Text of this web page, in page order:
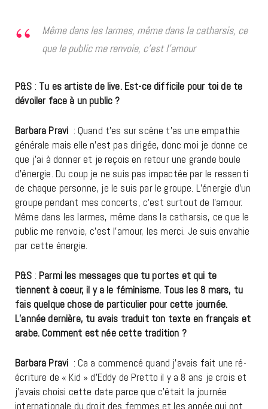
Même dans les larmes, même dans la catharsis, ce
que le public me renvoie, c’est l’amour
P&S : Tu es artiste de live. Est-ce difficile pour toi de te
dévoiler face à un public ?
Barbara Pravi : Quand t’es sur scène t’as une empathie
générale mais elle n’est pas dirigée, donc moi je donne ce
que j’ai à donner et je reçois en retour une grande boule
d’énergie. Du coup je ne suis pas impactée par le ressenti
de chaque personne, je le suis par le groupe. L’énergie d’un
groupe pendant mes concerts, c’est surtout de l’amour.
Même dans les larmes, même dans la catharsis, ce que le
public me renvoie, c’est l’amour, les merci. Je suis envahie
par cette énergie.
P&S : Parmi les messages que tu portes et qui te
tiennent à coeur, il y a le féminisme. Tous les 8 mars, tu
fais quelque chose de particulier pour cette journée.
L’année dernière, tu avais traduit ton texte en français et
arabe. Comment est née cette tradition ?
Barbara Pravi : Ca a commencé quand j’avais fait une ré-
écriture de « Kid » d’Eddy de Pretto il y a 8 ans je crois et
j’avais choisi cette date parce que c’était la journée
internationale du droit des femmes et les année qui ont